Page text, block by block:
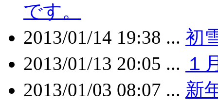
です。
2013/01/14 19:38 ... 初
2013/01/13 20:05 ... １
2013/01/03 08:07 ... 新